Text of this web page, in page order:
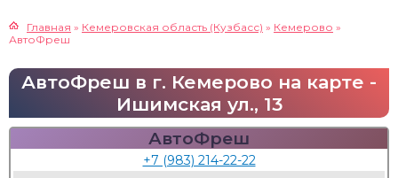
Главная » Кемеровская область (Кузбасс) » Кемерово »
АвтоФреш
АвтоФреш в г. Кемерово на карте -
Ишимская ул., 13
АвтоФреш
+7 (983) 214-22-22